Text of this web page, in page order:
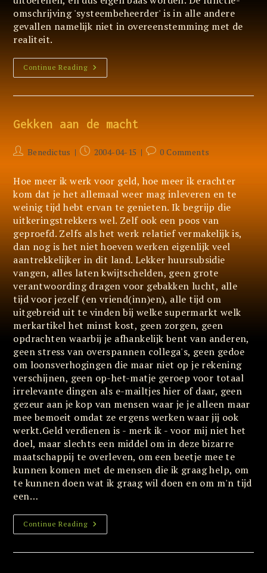
omschrijving 'systeembeheerder' is in alle andere
gevallen namelijk niet in overeenstemming met de
realiteit.
Continue ReadingWintendo
Gekken aan de macht
PostBenedictus
Post2004-04-15
Post0 Comments
Hoe meer ik werk voor geld, hoe meer ik erachter
kom dat je het allemaal weer mag inleveren en te
weinig tijd hebt ervan te genieten. Ik begrijp die
uitkeringstrekkers wel. Zelf ook een poos van
geproefd. Zelfs als het werk relatief vermakelijk is,
dan nog is het niet hoeven werken eigenlijk veel
aantrekkelijker in dit land. Lekker huursubsidie
vangen, alles laten kwijtschelden, geen grote
verantwoording dragen voor gebakken lucht, alle
tijd voor jezelf (en vriend(inn)en), alle tijd om
uitgebreid uit te vinden bij welke supermarkt welk
merkartikel het minst kost, geen zorgen, geen
opdrachten waarbij je afhankelijk bent van anderen,
geen stress van overspannen collega's, geen gedoe
om loonsverhogingen die maar niet op je rekening
verschijnen, geen op-het-matje geroep voor totaal
irrelevante dingen als e-mailtjes hier of daar, geen
gezeur aan je kop van mensen waar je je alleen maar
mee bemoeit omdat ze ergens werken waar jij ook
werkt.Geld verdienen is - merk ik - voor mij niet het
doel, maar slechts een middel om in deze bizarre
maatschappij te overleven, om een beetje mee te
kunnen komen met de mensen die ik graag help, om
te kunnen doen wat ik graag wil doen en om m'n tijd
een…
Continue ReadingGekken
Aan
Macht